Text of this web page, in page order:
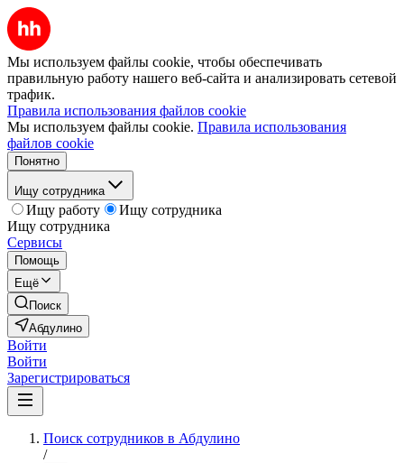
Мы используем файлы cookie, чтобы обеспечивать
правильную работу нашего веб-сайта и анализировать сетевой
трафик.
Правила использования файлов cookie
Мы используем файлы cookie. Правила использования
файлов cookie
Понятно
Ищу сотрудника
Ищу работу
Ищу сотрудника
Ищу сотрудника
Сервисы
Помощь
Ещё
Поиск
Абдулино
Войти
Войти
Зарегистрироваться
Поиск сотрудников в Абдулино
/